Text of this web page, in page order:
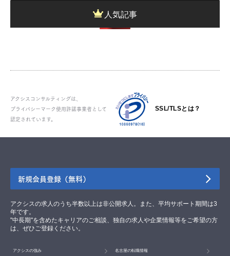
人気記事
アクシスコンサルティングは、
プライバシーマーク使用許諾事業者として
認定されています。
SSL/TLSとは？
新規会員登録（無料）
アクシスの求人のうち半数以上は非公開求人。また、平均サポート期間は3
年です。
"中長期"を含めたキャリアのご相談、独自の求人や企業情報等をご希望の方
は、ぜひご登録ください。
アクシスの強み 名古屋の転職情報